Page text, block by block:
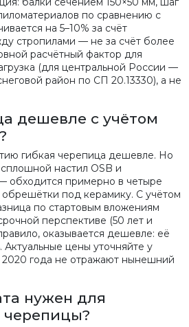
по сравнению с
на 5–10% за счёт
стропилами — не за счёт более
расчётный фактор для
(для центральной России —
район по СП 20.13330), а не
дешевле с учётом
гибкая черепица дешевле. Но
настил OSB и
обходится примерно в четыре
под керамику. С учётом
по стартовым вложениям
перспективе (50 лет и
оказывается дешевле: её
Актуальные цены уточняйте у
года не отражают нынешний
нужен для
черепицы?